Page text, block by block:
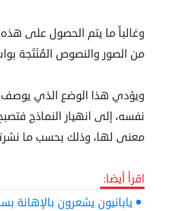
وغالباً ما يتم الحصول على هذه
من الصور والنصوص المُنَتَجة
ويؤدي هذا الوضع الذي يوصف
نفسه، إلى انهيار النماذج
معنى لها، وذلك بحسب ما
اقرأ أيضا:
يابانيون يشعرون بالإهانة